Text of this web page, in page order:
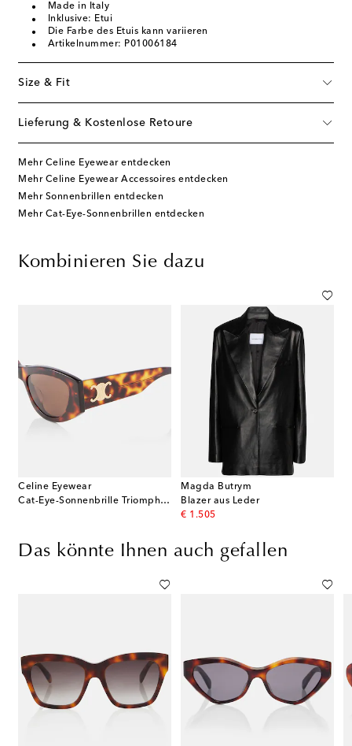
Made in Italy
Inklusive: Etui
Die Farbe des Etuis kann variieren
Artikelnummer: P01006184
Size & Fit
Lieferung & Kostenlose Retoure
Mehr Celine Eyewear entdecken
Mehr Celine Eyewear Accessoires entdecken
Mehr Sonnenbrillen entdecken
Mehr Cat-Eye-Sonnenbrillen entdecken
Kombinieren Sie dazu
Celine Eyewear
Cat-Eye-Sonnenbrille Triomphe 15
Magda Butrym
Blazer aus Leder
€ 1.505
original price
Das könnte Ihnen auch gefallen